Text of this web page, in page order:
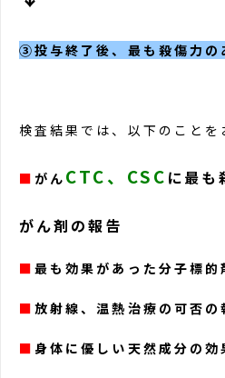
③投与終了後、最も殺傷力の
検査結果では、以下のことを
■ がん CTC、 CSC に最も
がん剤の報告
■最も効果があった分子標的
■放射線、温熱治療の可否の
■身体に優しい天然成分の効